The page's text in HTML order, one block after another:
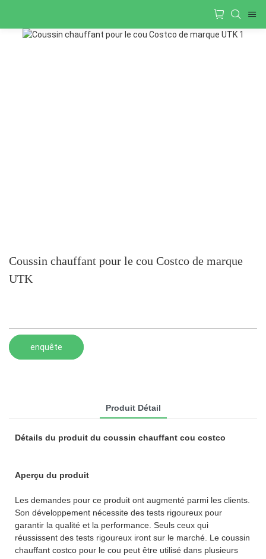
Coussin chauffant pour le cou Costco de marque
UTK
enquête
Produit Détail
Détails du produit du coussin chauffant cou costco
Aperçu du produit
Les demandes pour ce produit ont augmenté parmi les clients.
Son développement nécessite des tests rigoureux pour
garantir la qualité et la performance. Seuls ceux qui
réussissent des tests rigoureux iront sur le marché. Le coussin
chauffant costco pour le cou peut être utilisé dans plusieurs